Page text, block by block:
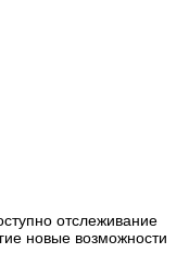
отслеживание
новые возможности